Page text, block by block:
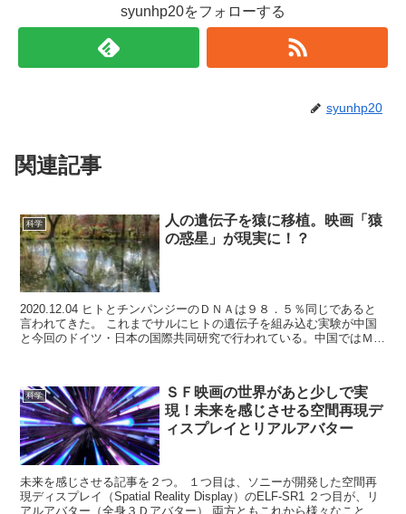
syunhp20をフォローする
syunhp20
関連記事
科学
人の遺伝子を猿に移植。映画「猿
の惑星」が現実に！？
2020.12.04 ヒトとチンパンジーのＤＮＡは９８．５％同じであると
言われてきた。 これまでサルにヒトの遺伝子を組み込む実験が中国
と今回のドイツ・日本の国際共同研究で行われている。中国ではＭＣ
科学
ＳＦ映画の世界があと少しで実
現！未来を感じさせる空間再現デ
ィスプレイとリアルアバター
未来を感じさせる記事を２つ。 １つ目は、ソニーが開発した空間再
現ディスプレイ（Spatial Reality Display）のELF-SR1 ２つ目が、リ
アルアバター（全身３Ｄアバター） 両方ともこれから様々なこと